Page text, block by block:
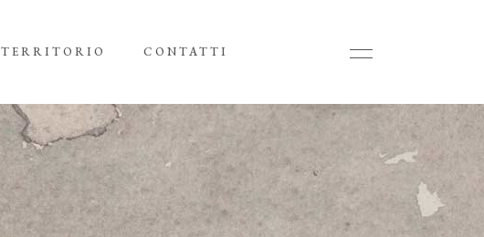
TERRITORIO CONTATTI